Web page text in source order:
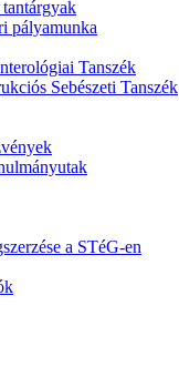
tantárgyak
pályamunka
Tanszék
Sebészeti Tanszék
a STéG-en